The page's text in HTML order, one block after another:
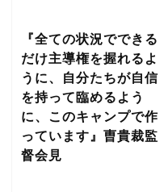
『全ての状況でできる
だけ主導権を握れるよ
うに、自分たちが自信
を持って臨めるよう
に、このキャンプで作
っています』曺貴裁監
督会見